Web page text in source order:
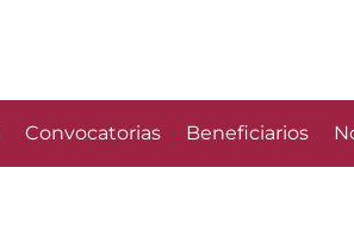
Convocatorias Beneficiarios